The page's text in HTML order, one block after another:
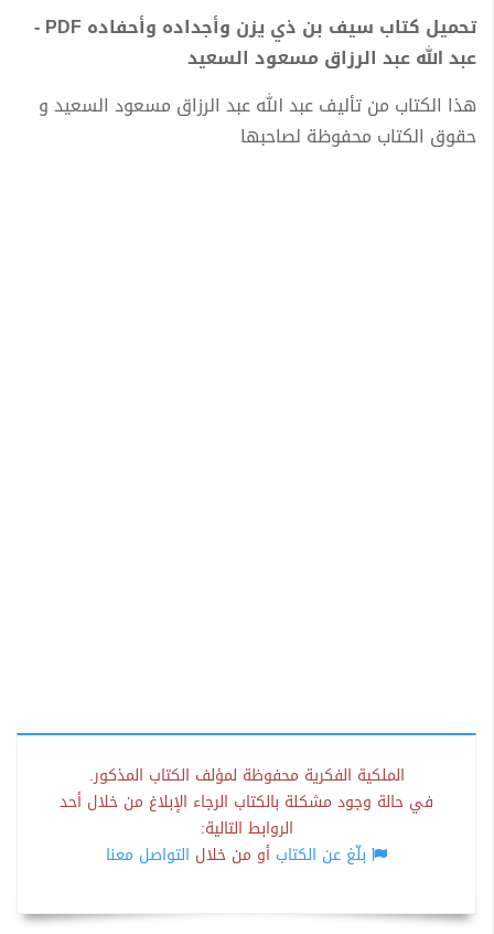
تحميل كتاب سيف بن ذي يزن وأجداده وأحفاده PDF -
عبد الله عبد الرزاق مسعود السعيد
هذا الكتاب من تأليف عبد الله عبد الرزاق مسعود السعيد و
حقوق الكتاب محفوظة لصاحبها
الملكية الفكرية محفوظة لمؤلف الكتاب المذكور.
في حالة وجود مشكلة بالكتاب الرجاء الإبلاغ من خلال أحد
الروابط التالية:
بلّغ عن الكتاب أو من خلال التواصل معنا